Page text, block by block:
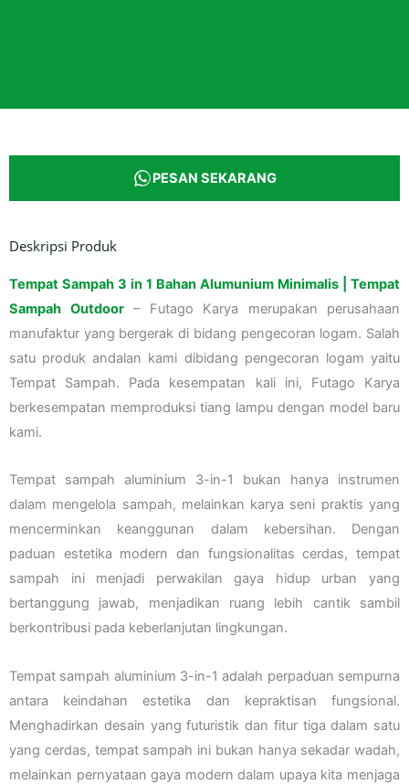
PESAN SEKARANG
Deskripsi Produk
Tempat Sampah 3 in 1 Bahan Alumunium Minimalis | Tempat
Sampah Outdoor– Futago Karya merupakan perusahaan
manufaktur yang bergerak di bidang pengecoran logam. Salah
satu produk andalan kami dibidang pengecoran logam yaitu
Tempat Sampah. Pada kesempatan kali ini, Futago Karya
berkesempatan memproduksi tiang lampu dengan model baru
kami.
Tempat sampah aluminium 3-in-1 bukan hanya instrumen
dalam mengelola sampah, melainkan karya seni praktis yang
mencerminkan keanggunan dalam kebersihan. Dengan
paduan estetika modern dan fungsionalitas cerdas, tempat
sampah ini menjadi perwakilan gaya hidup urban yang
bertanggung jawab, menjadikan ruang lebih cantik sambil
berkontribusi pada keberlanjutan lingkungan.
Tempat sampah aluminium 3-in-1 adalah perpaduan sempurna
antara keindahan estetika dan kepraktisan fungsional.
Menghadirkan desain yang futuristik dan fitur tiga dalam satu
yang cerdas, tempat sampah ini bukan hanya sekadar wadah,
melainkan pernyataan gaya modern dalam upaya kita menjaga